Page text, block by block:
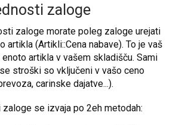
zaloge
zaloge morate poleg zaloge urejati
artikla (Artikli::Cena nabave). To je vaš
artikla v vašem skladišču. Sami
stroški so vključeni v vašo ceno
carinske dajatve...).
se izvaja po 2eh metodah: